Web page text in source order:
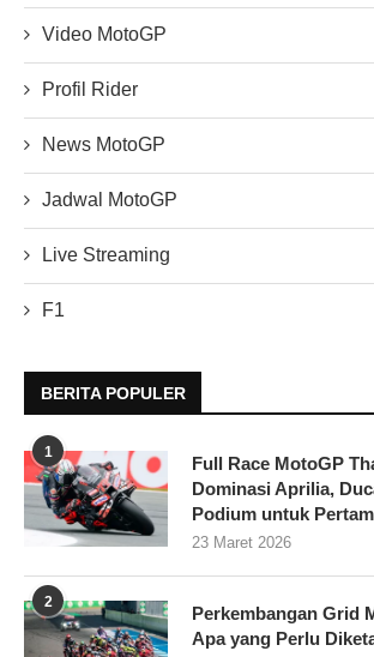
Video MotoGP
Profil Rider
News MotoGP
Jadwal MotoGP
Live Streaming
F1
BERITA POPULER
1
Full Race MotoGP
Dominasi Aprilia,
Podium untuk
23 Maret 2026
2
Perkembangan Grid
Apa yang Perlu